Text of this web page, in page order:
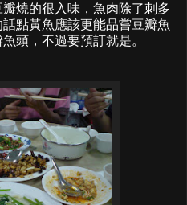
燒的很入味，魚肉除了刺多
點黃魚應該更能品嘗豆瓣魚
頭，不過要預訂就是。